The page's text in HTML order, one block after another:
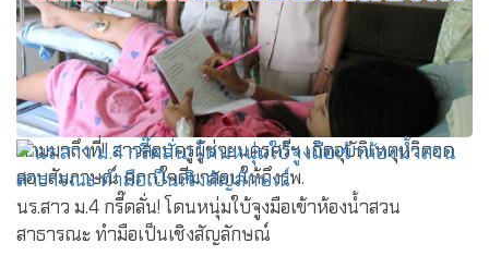
ตามมาถึงที่!! สาวสอบครูผู้ช่วยนครศรีฯ เกิดอุบัติเหตุหวิดอด
สอบสัมภาษณ์ คกก.ใจดีมาสอบให้ถึงรพ.
นร.สาว ม.4 กรี๊ดลั่น! โดนหนุ่มใบ้จูงมือเข้าห้องน้ำสวน
สาธารณะ ทำมือเป็นเชิงสัญลักษณ์